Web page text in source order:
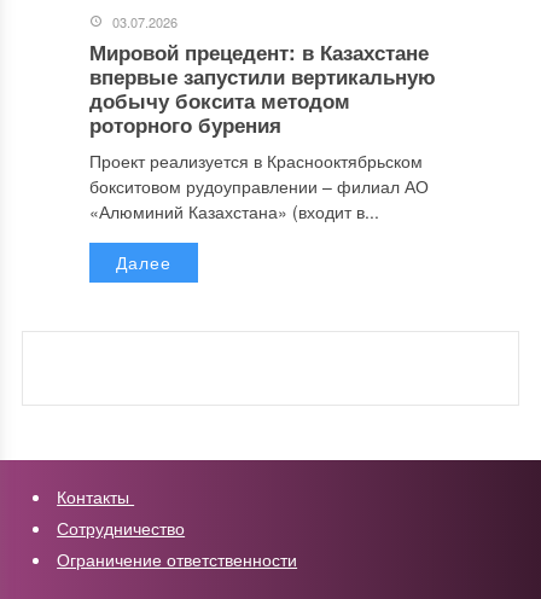
03.07.2026
Мировой прецедент: в Казахстане
впервые запустили вертикальную
добычу боксита методом
роторного бурения
Проект реализуется в Краснооктябрьском
бокситовом рудоуправлении – филиал АО
«Алюминий Казахстана» (входит в...
Далее
Контакты
Сотрудничество
Ограничение ответственности